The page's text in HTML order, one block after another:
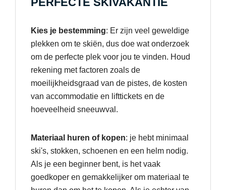
Kies je bestemming: Er zijn veel geweldige
plekken om te skiën, dus doe wat onderzoek
om de perfecte plek voor jou te vinden. Houd
rekening met factoren zoals de
moeilijkheidsgraad van de pistes, de kosten
van accommodatie en lifttickets en de
hoeveelheid sneeuwval.
Materiaal huren of kopen: je hebt minimaal
ski's, stokken, schoenen en een helm nodig.
Als je een beginner bent, is het vaak
goedkoper en gemakkelijker om materiaal te